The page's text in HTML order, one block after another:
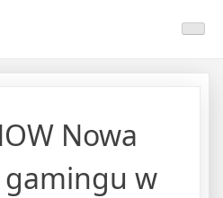
Nowa
w